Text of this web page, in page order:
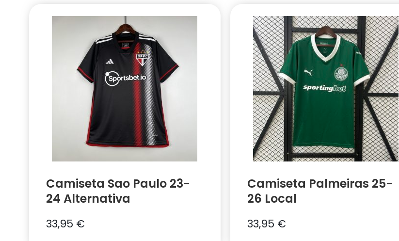
Camiseta Sao Paulo 23-
24 Alternativa
33,95 €
Camiseta Palmeiras 25-
26 Local
33,95 €